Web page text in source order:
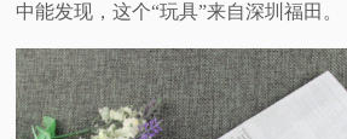
中能发现，这个“玩具”来自深圳福田。